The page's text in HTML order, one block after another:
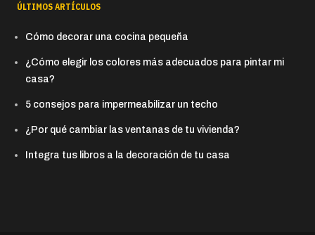
ÚLTIMOS ARTÍCULOS
Cómo decorar una cocina pequeña
¿Cómo elegir los colores más adecuados para pintar mi
casa?
5 consejos para impermeabilizar un techo
¿Por qué cambiar las ventanas de tu vivienda?
Integra tus libros a la decoración de tu casa